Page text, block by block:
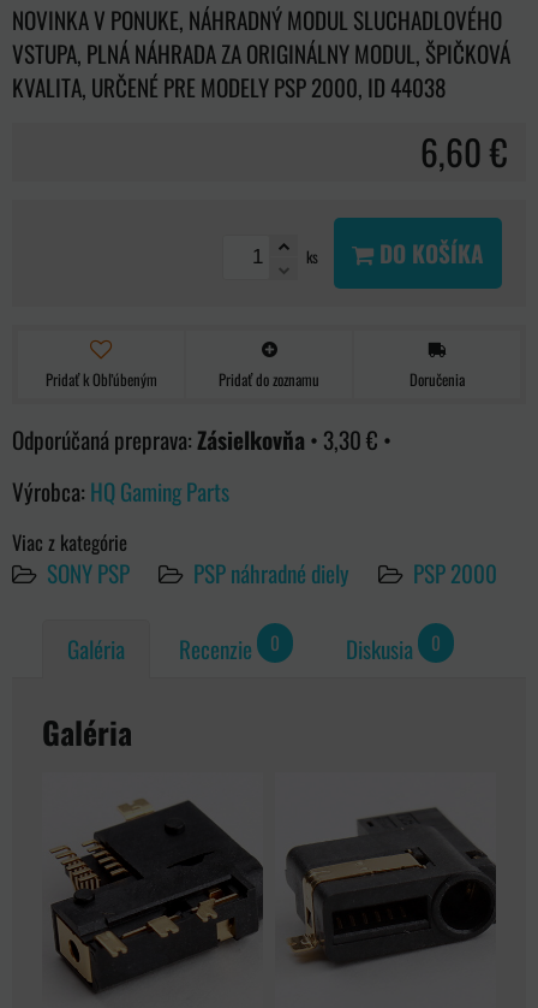
NOVINKA V PONUKE, NÁHRADNÝ MODUL SLUCHADLOVÉHO
VSTUPA, PLNÁ NÁHRADA ZA ORIGINÁLNY MODUL, ŠPIČKOVÁ
KVALITA, URČENÉ PRE MODELY PSP 2000, ID 44038
6,60 €
ks DO KOŠÍKA
Pridať k Obľúbeným Pridať do zoznamu Doručenia
Zásielkovňa • 3,30 € •
Výrobca: HQ Gaming Parts
Viac z kategórie
SONY PSP PSP náhradné diely PSP 2000
Galéria Recenzie 0 Diskusia 0
Galéria